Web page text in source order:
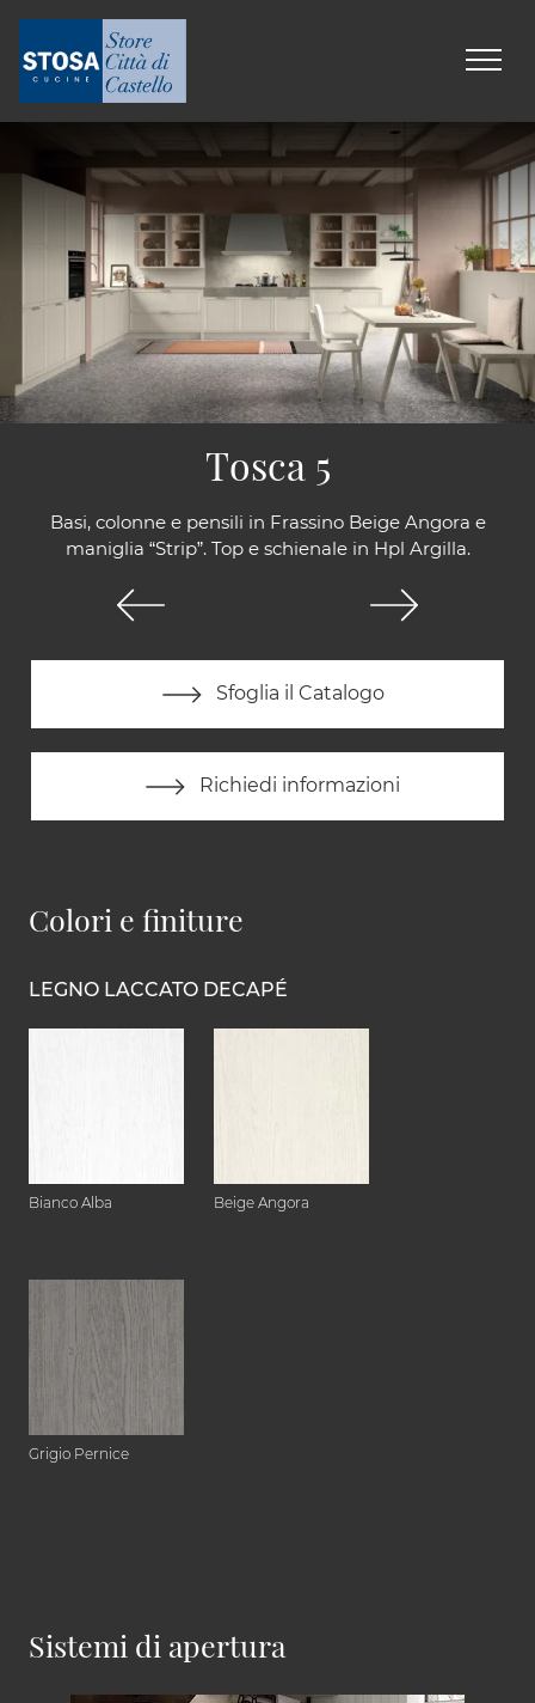
Basi, colonne e pensili in Frassino Beige Angora e
maniglia “Strip”. Top e schienale in Hpl Argilla.
Sfoglia il Catalogo
Richiedi informazioni
Tosca 5
Colori e finiture
LEGNO LACCATO DECAPÉ
Bianco Alba Beige Angora
Grigio Pernice
Sistemi di apertura